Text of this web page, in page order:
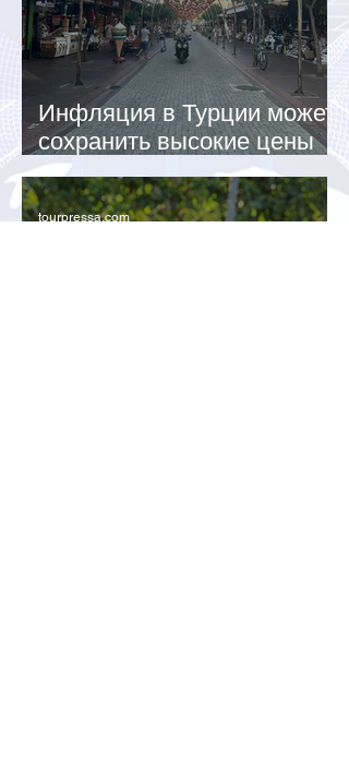
Инфляция в Турции может
сохранить высокие цены
на отдых летом
tourpressa.com